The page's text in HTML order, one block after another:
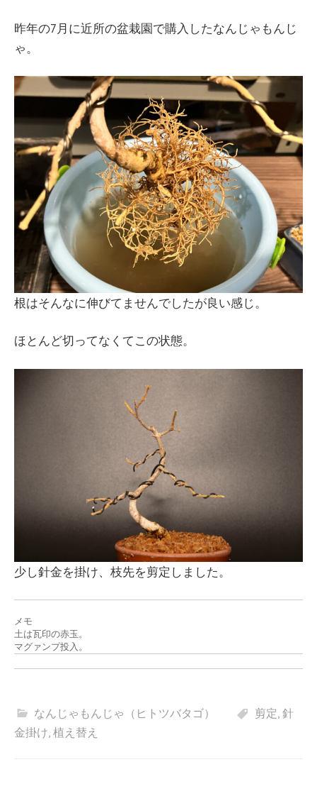
昨年の7月に近所の盆栽園で購入したなんじゃもんじ
ゃ。
根はそんなに伸びてませんでしたが良い感じ。
ほとんど切ってなくてこの状態。
少し針金を掛け、枝先を剪定しました。
メモ
土は瓦印の赤玉。
マグァンプ投入。
なんじゃもんじゃ（ヒトツバタゴ） 剪定, 針
金掛け, 植え替え